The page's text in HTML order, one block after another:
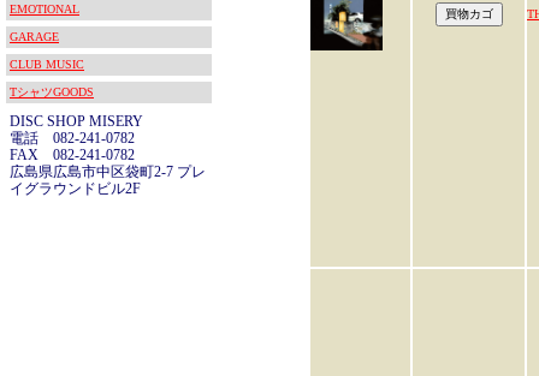
EMOTIONAL
GARAGE
CLUB MUSIC
TシャツGOODS
DISC SHOP MISERY
電話 082-241-0782
FAX 082-241-0782
広島県広島市中区袋町2-7 プレ
イグラウンドビル2F